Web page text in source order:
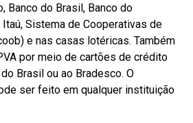
Banco do Brasil, Banco do
Itaú, Sistema de Cooperativas de
e nas casas lotéricas. Também
por meio de cartões de crédito
Brasil ou ao Bradesco. O
ser feito em qualquer instituição